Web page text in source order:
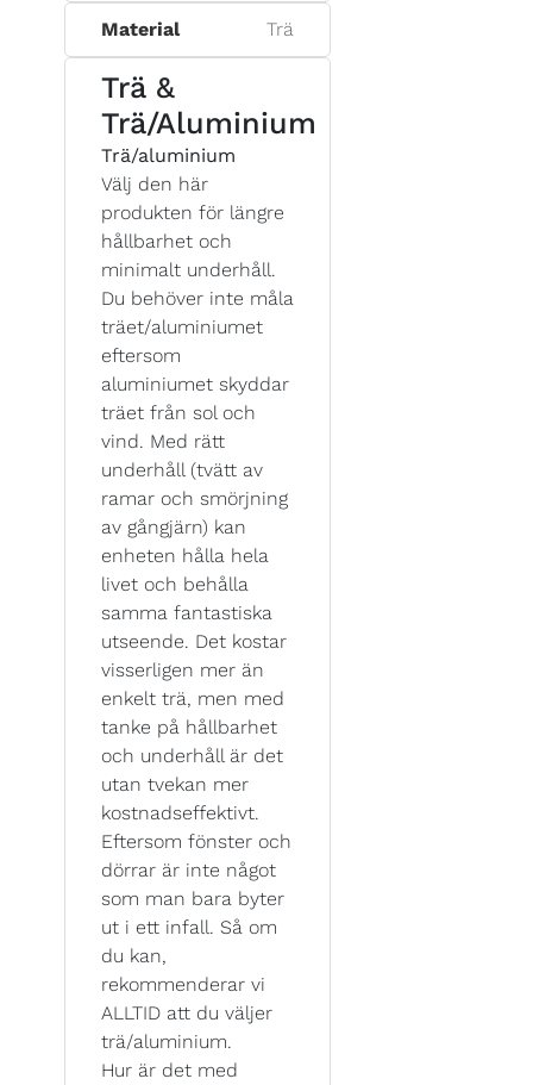
Material Trä
Trä &
Trä/Aluminium
Trä/aluminium
Välj den här
produkten för längre
hållbarhet och
minimalt underhåll.
Du behöver inte måla
träet/aluminiumet
eftersom
aluminiumet skyddar
träet från sol och
vind. Med rätt
underhåll (tvätt av
ramar och smörjning
av gångjärn) kan
enheten hålla hela
livet och behålla
samma fantastiska
utseende. Det kostar
visserligen mer än
enkelt trä, men med
tanke på hållbarhet
och underhåll är det
utan tvekan mer
kostnadseffektivt.
Eftersom fönster och
dörrar är inte något
som man bara byter
ut i ett infall. Så om
du kan,
rekommenderar vi
ALLTID att du väljer
trä/aluminium.
Hur är det med